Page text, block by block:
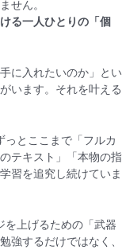
せん。
る一人ひとりの「個
に入れたいのか」とい
います。それを叶える
っとここ まで 「フルカ
テキスト」「本物の指
習を追究し続けていま
を上げるための「武器
強するだけではなく